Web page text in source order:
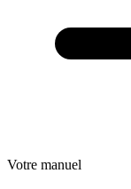
Votre manuel